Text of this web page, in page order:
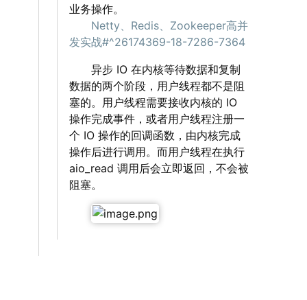
业务操作。
Netty、Redis、Zookeeper高并
发实战#^26174369-18-7286-7364
‌‌‌‌ 异步 IO 在内核等待数据和复制
数据的两个阶段，用户线程都不是阻
塞的。用户线程需要接收内核的 IO
操作完成事件，或者用户线程注册一
个 IO 操作的回调函数，由内核完成
操作后进行调用。而用户线程在执行
aio_read 调用后会立即返回，不会被
阻塞。